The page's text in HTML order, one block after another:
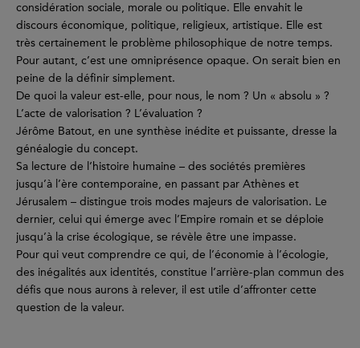
considération sociale, morale ou politique. Elle envahit le
discours économique, politique, religieux, artistique. Elle est
très certainement le problème philosophique de notre temps.
Pour autant, c’est une omniprésence opaque. On serait bien en
peine de la définir simplement.
De quoi la valeur est-elle, pour nous, le nom ? Un « absolu » ?
L’acte de valorisation ? L’évaluation ?
Jérôme Batout, en une synthèse inédite et puissante, dresse la
généalogie du concept.
Sa lecture de l’histoire humaine – des sociétés premières
jusqu’à l’ère contemporaine, en passant par Athènes et
Jérusalem – distingue trois modes majeurs de valorisation. Le
dernier, celui qui émerge avec l’Empire romain et se déploie
jusqu’à la crise écologique, se révèle être une impasse.
Pour qui veut comprendre ce qui, de l’économie à l’écologie,
des inégalités aux identités, constitue l’arrière-plan commun des
défis que nous aurons à relever, il est utile d’affronter cette
question de la valeur.